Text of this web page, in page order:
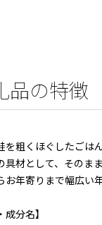
品の特徴
を粗くほぐしたごは
具材として、そのま
お年寄りまで幅広い
成分名】